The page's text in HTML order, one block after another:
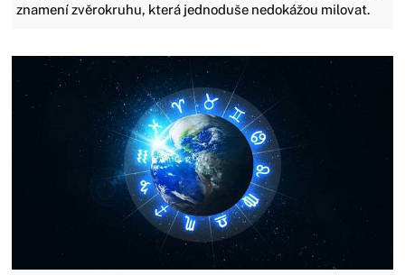
znamení zvěrokruhu, která jednoduše nedokážou milovat.